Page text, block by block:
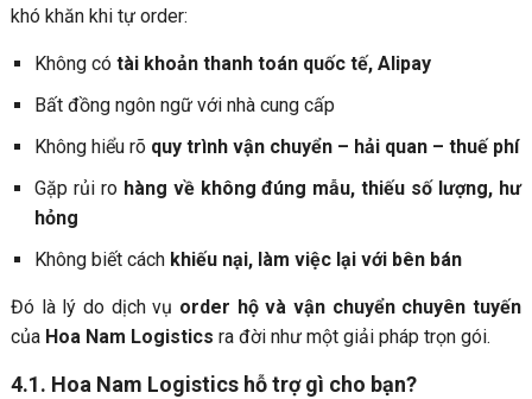
khó khăn khi tự order:
Không có tài khoản thanh toán quốc tế, Alipay
Bất đồng ngôn ngữ với nhà cung cấp
Không hiểu rõ quy trình vận chuyển – hải quan – thuế phí
Gặp rủi ro hàng về không đúng mẫu, thiếu số lượng, hư
hỏng
Không biết cách khiếu nại, làm việc lại với bên bán
Đó là lý do dịch vụ order hộ và vận chuyển chuyên tuyến
của Hoa Nam Logistics ra đời như một giải pháp trọn gói.
4.1. Hoa Nam Logistics hỗ trợ gì cho bạn?